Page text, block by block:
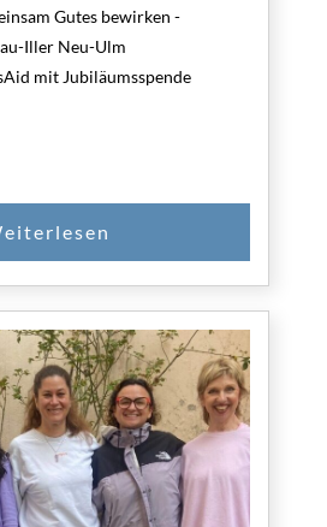
Gutes bewirken -
Iller Neu-Ulm
mit Jubiläumsspende